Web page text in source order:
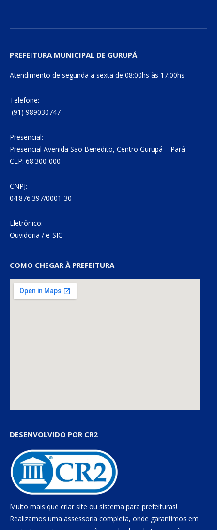
PREFEITURA MUNICIPAL DE GURUPÁ
Atendimento de segunda a sexta de 08:00hs às 17:00hs
Telefone:
(91) 989030747
Presencial:
Presencial Avenida São Benedito, Centro Gurupá – Pará
CEP: 68.300-000
CNPJ:
04.876.397/0001-30
Eletrônico:
Ouvidoria / e-SIC
COMO CHEGAR À PREFEITURA
DESENVOLVIDO POR CR2
Muito mais que criar site ou sistema para prefeituras!
Realizamos uma assessoria completa, onde garantimos em